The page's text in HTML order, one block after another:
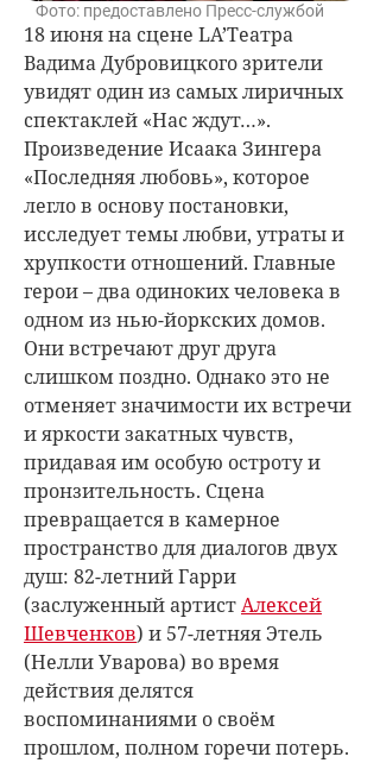
Фото: предоставлено Пресс-службой
18 июня на сцене LA’Театра
Вадима Дубровицкого зрители
увидят один из самых лиричных
спектаклей «Нас ждут…».
Произведение Исаака Зингера
«Последняя любовь», которое
легло в основу постановки,
исследует темы любви, утраты и
хрупкости отношений. Главные
герои – два одиноких человека в
одном из нью-йоркских домов.
Они встречают друг друга
слишком поздно. Однако это не
отменяет значимости их встречи
и яркости закатных чувств,
придавая им особую остроту и
пронзительность. Сцена
превращается в камерное
пространство для диалогов двух
душ: 82-летний Гарри
(заслуженный артистАлексей
Шевченков) и 57-летняя Этель
(Нелли Уварова) во время
действия делятся
воспоминаниями о своём
прошлом, полном горечи потерь.